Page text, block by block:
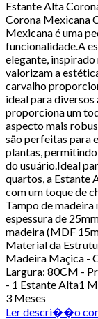
Estante Alta
Corona Mexicana
Mexicana é uma
funcionalidade.A
elegante,
valorizam a
carvalho
ideal para
proporciona um
aspecto mais
são perfeitas para
plantas,
do usuário.Ideal
quartos, a Estante
com um toque de
Tampo de madeira
espessura de
madeira (MDF
Material da
Madeira Maçica -
Largura: 80CM -
- 1 Estante Alta1
3 Meses
Ler descri��o